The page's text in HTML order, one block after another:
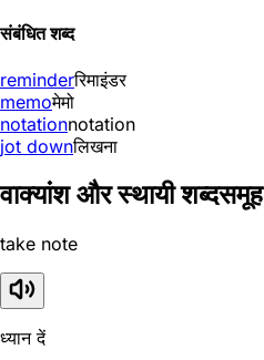
संबंधित शब्द
reminderरिमाइंडर
memoमेमो
notationnotation
jot downलिखना
वाक्यांश और स्थायी शब्दसमूह
take note
ध्यान दें